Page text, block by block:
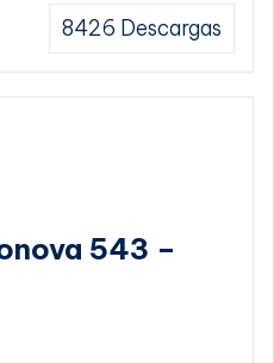
8426 Descargas
543 –